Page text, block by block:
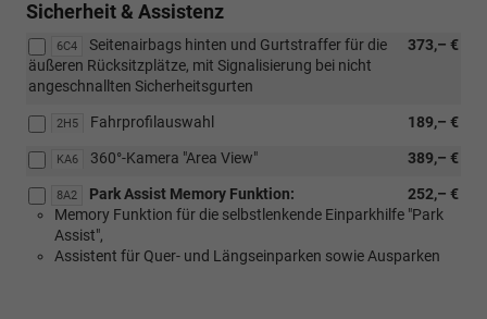
Sicherheit & Assistenz
6C4 373,– €
Seitenairbags hinten und Gurtstraffer für die
äußeren Rücksitzplätze, mit Signalisierung bei nicht
angeschnallten Sicherheitsgurten
2H5 189,– €
Fahrprofilauswahl
KA6 389,– €
360°-Kamera "Area View"
8A2 252,– €
Park Assist Memory Funktion:
Memory Funktion für die selbstlenkende Einparkhilfe "Park
Assist",
Assistent für Quer- und Längseinparken sowie Ausparken